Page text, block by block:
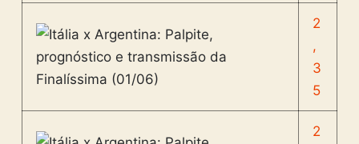
2
,
3
5
2